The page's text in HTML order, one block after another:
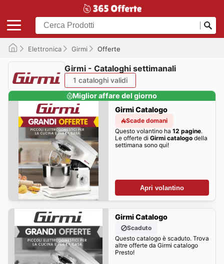
Elettronica Girmi Offerte
Girmi - Cataloghi settimanali
1 cataloghi validi
Miglior affare del giorno
Girmi Catalogo
Scade domani
Questo volantino ha 12 pagine.
Le offerte di Girmi catalogodella
settimana sono qui!
Apri volantino
Girmi Catalogo
Scaduto
Questo catalogo è scaduto. Trova
altre offerte da Girmi catalogo
Presto!